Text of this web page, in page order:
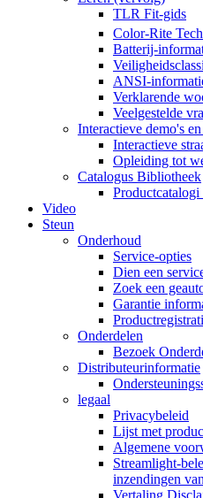
TLR Fit-gids
Color-Rite
Batterij-
ANSI-
Verklarende
Veelgestelde
Interactieve demo's
Interactieve
Opleiding tot
Catalogus Bibliotheek
Video
Steun
Onderhoud
Service-opties
Dien een
Zoek een
Garantie
Onderdelen
Bezoek
Distributeurinformatie
legaal
Privacybeleid
Lijst met
Algemene
Streamlight-
inzendingen